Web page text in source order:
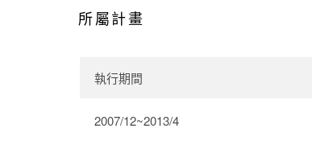
所屬計畫
執行期間
2007/12~2013/4